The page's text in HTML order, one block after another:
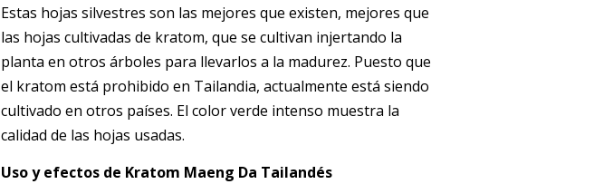
Estas hojas silvestres son las mejores que existen, mejores que
las hojas cultivadas de kratom, que se cultivan injertando la
planta en otros árboles para llevarlos a la madurez. Puesto que
el kratom está prohibido en Tailandia, actualmente está siendo
cultivado en otros países. El color verde intenso muestra la
calidad de las hojas usadas.
Uso y efectos de Kratom Maeng Da Tailandés